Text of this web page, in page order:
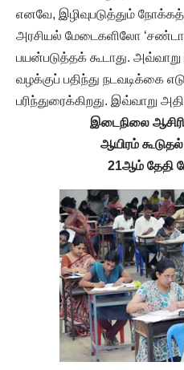
எனவே, இழிவுபடுத்தும்
அரசியல் மேடைகளிலோ
பயன்படுத்தக் கூடாது.
வழக்குப் பதிந்து நடவடிக்கை
பரிந்துரைக்கிறது. இவ்வாறு
இடைநிலை
ஆயிரம்
21ஆம் தேதி